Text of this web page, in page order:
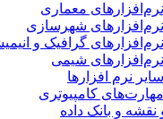
معماری
شهرسازی
گرافیک و انیمیشن
شیمی
نرم افزارها
کامپیوتری
و بانک داده